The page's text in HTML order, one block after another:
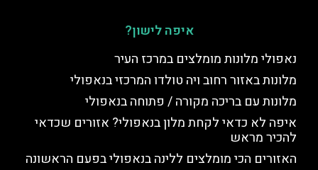
איפה לישון?
נאפולי מלונות מומלצים במרכז העיר
מלונות באזור רחוב ויה טולדו המרכזי בנאפולי
מלונות עם בריכה מקורה / פתוחה בנאפולי
איפה לא כדאי לקחת מלון בנאפולי? אזורים שכדאי
להכיר מראש
האזורים הכי מומלצים ללינה בנאפולי בפעם הראשונה